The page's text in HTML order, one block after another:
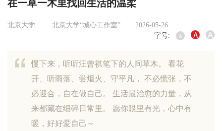
在一草一木里找回生活的温柔
北京大学 北京大学“城心工作室”
2026-05-26
字号:
A A A
慢下来，听听汪曾祺笔下的人间草木。 看花
开、听雨落、尝烟火、守平凡， 不必慌张，不
必迎合，自在做自己。 生活最治愈的力量，从
来都藏在细碎日常里。 愿你眼里有光，心中有
暖，好好爱自己～